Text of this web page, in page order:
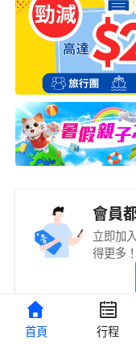
會員
立即加
得更多！
旅遊攻略
首頁 行程